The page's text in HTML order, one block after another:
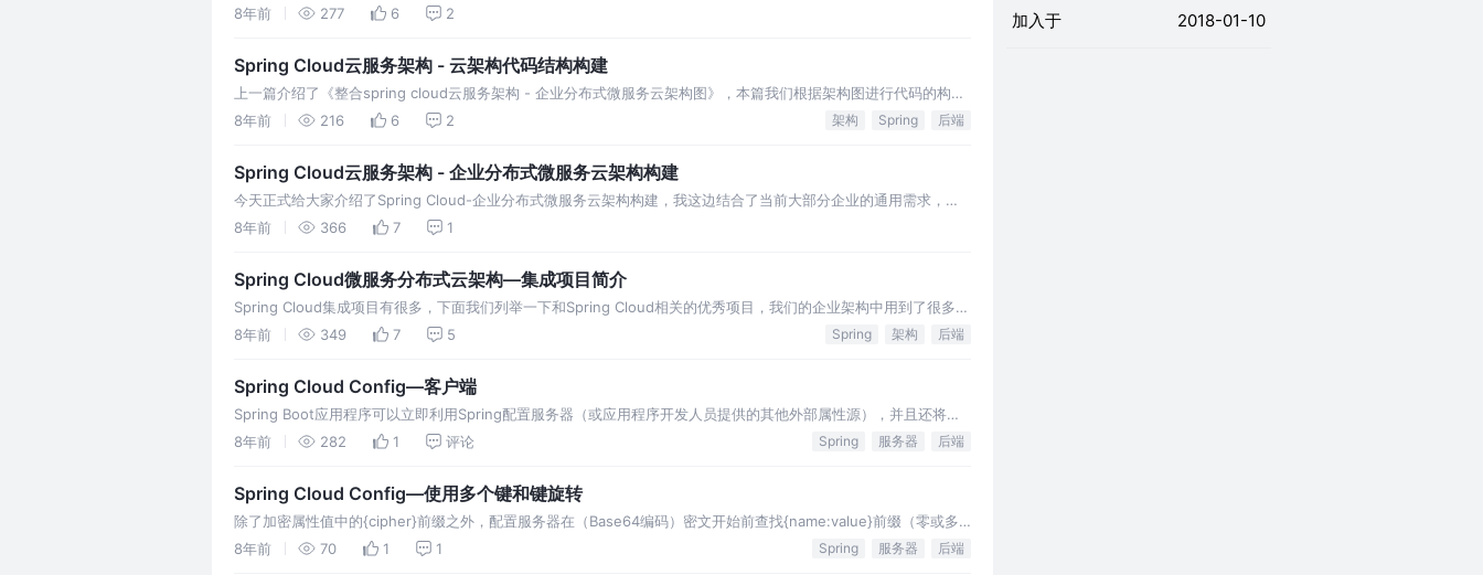
器。有关 使用当前的Spring Cloud发布列表设置构建系统的详细信息，请参阅Spring Clo…
8年前 277 6 2
Spring Cloud云服务架构 - 云架构代码结构构建
上一篇介绍了《整合spring cloud云服务架构 - 企业分布式微服务云架构图》，本篇我们根据架构图进行代码的构
建。根据微服务化设计思想，结合spring cloud一些优秀的项目，如服务发现、治理、配置化管理、路由负载、安全
8年前 216 6 2 架构 Spring 后端
Spring Cloud云服务架构 - 企业分布式微服务云架构构建
今天正式给大家介绍了Spring Cloud-企业分布式微服务云架构构建，我这边结合了当前大部分企业的通用需求，包
括技术的选型比较严格、苛刻，不仅要用业界最流行的技术，还要和国际接轨，在未来的5~10年内不能out。 作为公
8年前 366 7 1
Spring Cloud微服务分布式云架构—集成项目简介
Spring Cloud集成项目有很多，下面我们列举一下和Spring Cloud相关的优秀项目，我们的企业架构中用到了很多的
优秀项目，说白了，也是站在巨人的肩膀上去整合的。在学习Spring Cloud之前大家必须了解一下相关项目，希望可
8年前 349 7 5 Spring 架构 后端
Spring Cloud Config—客户端
Spring Boot应用程序可以立即利用Spring配置服务器（或应用程序开发人员提供的其他外部属性源），并且还将获
取与Environment更改事件相关的一些其他有用功能。 这是在类路径上具有Spring Cloud Config Client的任何应用
8年前 282 1 评论 Spring 服务器 后端
Spring Cloud Config—使用多个键和键旋转
除了加密属性值中的{cipher}前缀之外，配置服务器在（Base64编码）密文开始前查找{name:value}前缀（零或多
个）。密钥被传递给TextEncryptorLocator，它可以执行找到密码的TextEncryptor所需的任何逻辑。如果配置了密
8年前 70 1 1 Spring 服务器 后端
加入于 2018-01-10